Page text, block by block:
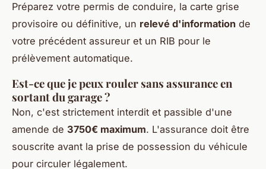
Préparez votre permis de conduire, la carte grise
provisoire ou définitive, un relevé d'information de
votre précédent assureur et un RIB pour le
prélèvement automatique.
Est-ce que je peux rouler sans assurance en
sortant du garage ?
Non, c'est strictement interdit et passible d'une
amende de 3750€ maximum. L'assurance doit être
souscrite avant la prise de possession du véhicule
pour circuler légalement.